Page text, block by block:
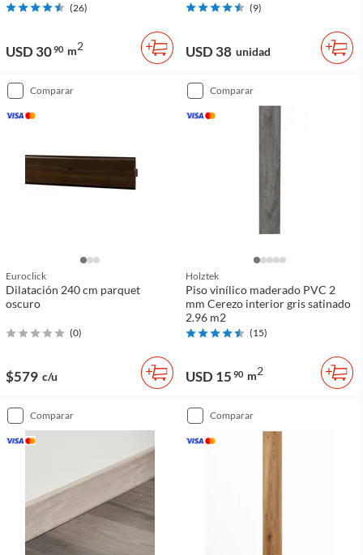
(26)
USD 3090 m2
(9)
USD 38 unidad
comparar
Euroclick
Dilatación 240 cm parquet
oscuro
(0)
$579 c/u
comparar
Holztek
Piso vinílico maderado PVC 2
mm Cerezo interior gris satinado
2.96 m2
(15)
USD 15 90 m2
comparar comparar